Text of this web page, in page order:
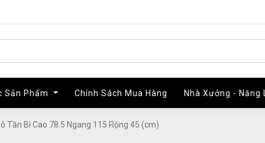
Sản Phẩm Chính Sách Mua Hàng Nhà Xưởng - Năng
Sản Phẩm Chính Sách Mua Hàng Nhà Xưởng - Năng
Tần Bì Cao 78.5 Ngang 115 Rộng 45 (cm)